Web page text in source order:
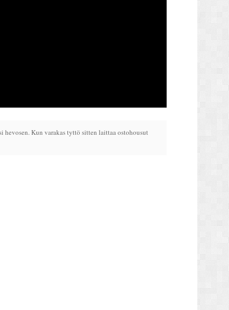
hevosen. Kun varakas tyttö sitten laittaa ostohousut